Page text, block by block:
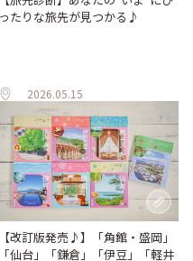
ったりな旅先が見つかる♪
2026.05.15
【改訂版発売♪】「角館・盛岡」
「仙台」「鎌倉」「伊豆」「軽井